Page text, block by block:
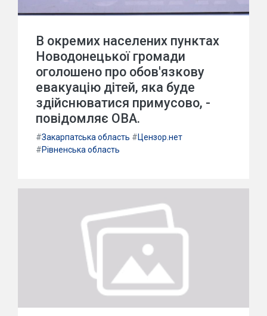
В окремих населених пунктах
Новодонецької громади
оголошено про обов'язкову
евакуацію дітей, яка буде
здійснюватися примусово, -
повідомляє ОВА.
#Закарпатська область #Цензор.нет
#Рівненська область